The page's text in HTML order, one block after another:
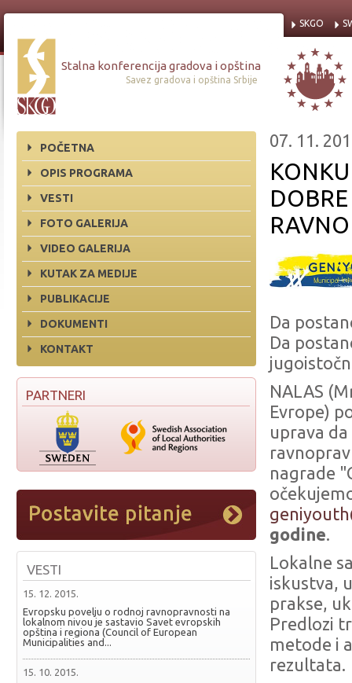
Stalna konferencija gradova i opština
Savez gradova i opština Srbije
SKGO
POČETNA
OPIS PROGRAMA
VESTI
FOTO GALERIJA
VIDEO GALERIJA
KUTAK ZA MEDIJE
PUBLIKACIJE
DOKUMENTI
KONTAKT
PARTNERI
VESTI
15. 12. 2015.
Evropsku povelju o rodnoj ravnopravnosti na
lokalnom nivou je sastavio Savet evropskih
opština i regiona (Council of European
Municipalities and...
15. 10. 2015.
07. 11.
Da
Da
NALAS
Evrope)
uprava
nagrade
godine.
Lokalne
iskustva,
prakse,
Predlozi
metode i
rezultata.